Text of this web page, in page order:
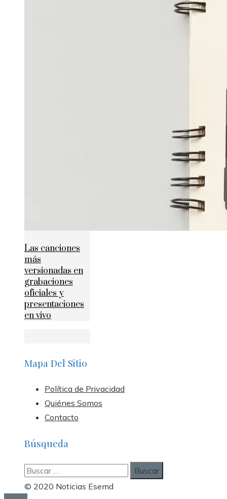
Las canciones
más
versionadas en
grabaciones
oficiales y
presentaciones
en vivo
Mapa Del Sitio
Política de Privacidad
Quiénes Somos
Contacto
Búsqueda
Buscar:
© 2020 Noticias Esemd